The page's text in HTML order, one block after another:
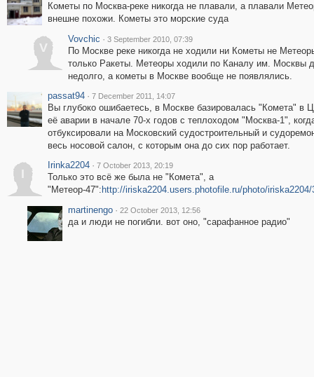
Кометы по Москва-реке никогда не плавали, а плавали
внешне похожи. Кометы это морские суда
V
Vovchic · 3 September 2010, 07:39
По Москве реке никогда не ходили ни Кометы не
только Ракеты. Метеоры ходили по Каналу им. Москвы
недолго, а кометы в Москве вообще не появлялись.
passat94 · 7 December 2011, 14:07
Вы глубоко ошибаетесь, в Москве базировалась "Комета"
её аварии в начале 70-х годов с теплоходом "Москва-1",
отбуксировали на Московский судостроительный и
весь носовой салон, с которым она до сих пор работает.
I
Irinka2204 · 7 October 2013, 20:19
Только это всё же была не "Комета", а
"Метеор-47": http://iriska2204.users.photofile.ru/photo/
martinengo · 22 October 2013, 12:56
да и люди не погибли. вот оно, "сарафанное радио"